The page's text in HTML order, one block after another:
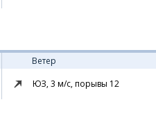
Ветер
ЮЗ, 3 м/с, порывы 12